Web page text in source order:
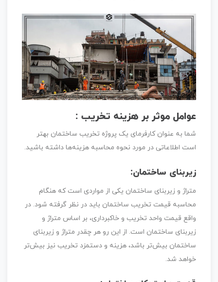
عوامل موثر بر هزینه تخریب :
شما به عنوان کارفرمای یک پروژه تخریب ساختمان بهتر
است اطلاعاتی در مورد نحوه محاسبه هزینه‌ها داشته باشید.
زیربنای ساختمان:
متراژ و زیربنای ساختمان یکی از مواردی است که هنگام
محاسبه قیمت تخریب ساختمان باید در نظر گرفته شود. در
واقع قیمت واحد تخریب و خاکبرداری، بر اساس متراژ و
زیربنای ساختمان است. از این رو هر چقدر متراژ و زیربنای
ساختمان بیش‌تر باشد، هزینه و دستمزد تخریب نیز بیش‌تر
خواهد شد.